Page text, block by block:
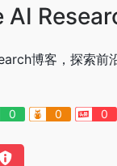
AI
博客，探索前
0 0 0